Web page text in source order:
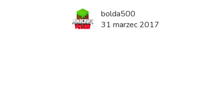
bolda500
31 marzec 2017